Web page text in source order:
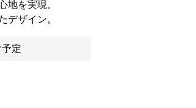
地を実現。
デザイン。
定